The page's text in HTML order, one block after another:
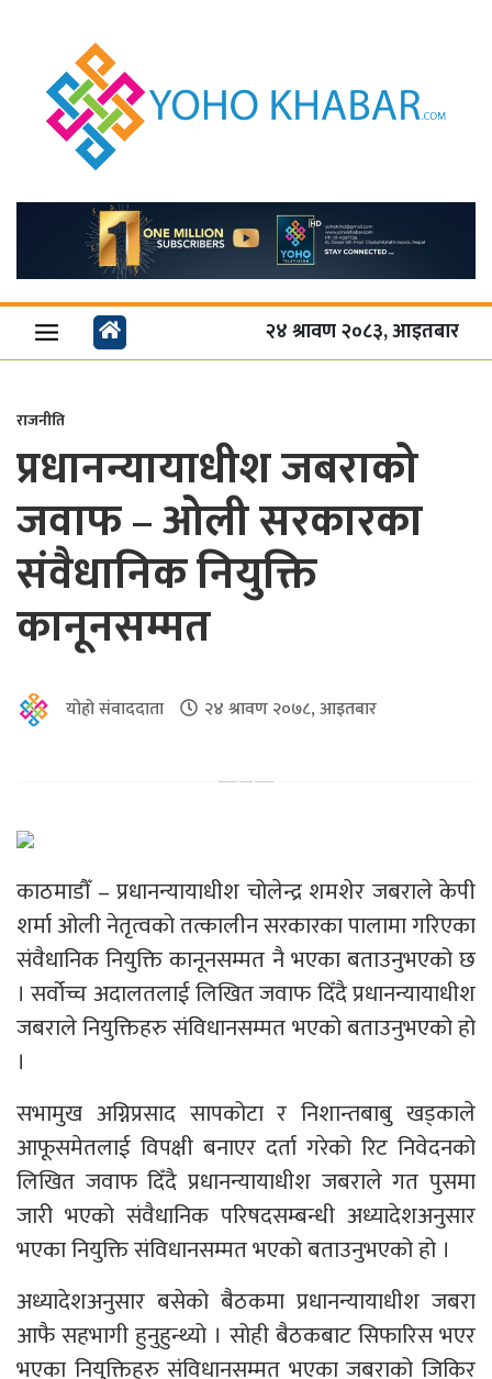
२४ श्रावण २०८३, आइतबार
राजनीति
प्रधानन्यायाधीश जबराको
जवाफ – ओली सरकारका
संवैधानिक नियुक्ति
कानूनसम्मत
योहो संवाददाता २४ श्रावण २०७८, आइतबार
काठमाडौँ – प्रधानन्यायाधीश चोलेन्द्र शमशेर जबराले केपी
शर्मा ओली नेतृत्वको तत्कालीन सरकारका पालामा गरिएका
संवैधानिक नियुक्ति कानूनसम्मत नै भएका बताउनुभएको छ
। सर्वोच्च अदालतलाई लिखित जवाफ दिँदै प्रधानन्यायाधीश
जबराले नियुक्तिहरु संविधानसम्मत भएको बताउनुभएको हो
।
सभामुख अग्निप्रसाद सापकोटा र निशान्तबाबु खड्काले
आफूसमेतलाई विपक्षी बनाएर दर्ता गरेको रिट निवेदनको
लिखित जवाफ दिँदै प्रधानन्यायाधीश जबराले गत पुसमा
जारी भएको संवैधानिक परिषदसम्बन्धी अध्यादेशअनुसार
भएका नियुक्ति संविधानसम्मत भएको बताउनुभएको हो ।
अध्यादेशअनुसार बसेको बैठकमा प्रधानन्यायाधीश जबरा
आफै सहभागी हुनुहुन्थ्यो । सोही बैठकबाट सिफारिस भएर
भएका नियुक्तिहरु संविधानसम्मत भएका जबराको जिकिर